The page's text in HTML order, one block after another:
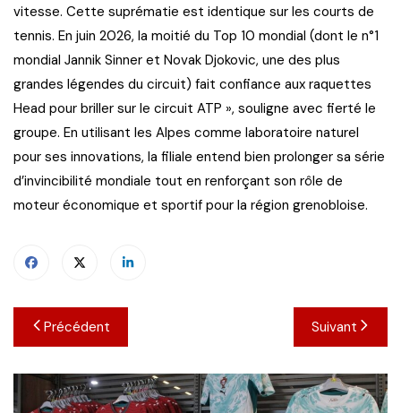
vitesse. Cette suprématie est identique sur les courts de
tennis. En juin 2026, la moitié du Top 10 mondial (dont le n°1
mondial Jannik Sinner et Novak Djokovic, une des plus
grandes légendes du circuit) fait confiance aux raquettes
Head pour briller sur le circuit ATP », souligne avec fierté le
groupe. En utilisant les Alpes comme laboratoire naturel
pour ses innovations, la filiale entend bien prolonger sa série
d’invincibilité mondiale tout en renforçant son rôle de
moteur économique et sportif pour la région grenobloise.
Navigation
de
l’article
Précédent Suivant